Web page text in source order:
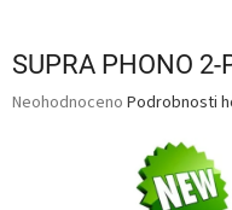
SUPRA PHONO 2-
Průměrné
Neohodnoceno Podrobnosti